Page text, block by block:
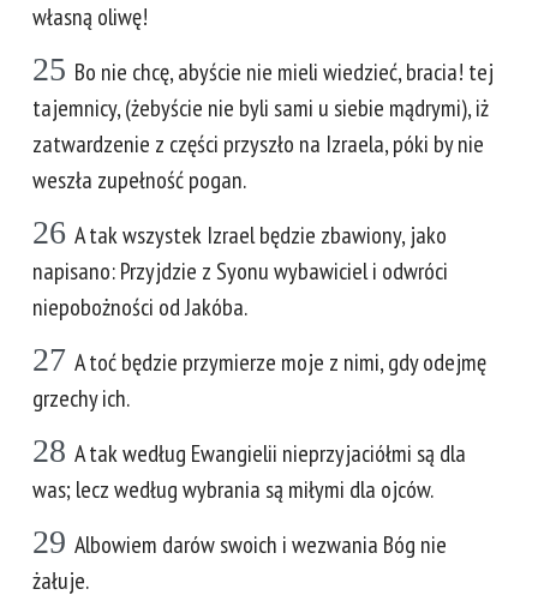
własną oliwę!
25 Bo nie chcę, abyście nie mieli wiedzieć, bracia! tej
tajemnicy, (żebyście nie byli sami u siebie mądrymi), iż
zatwardzenie z części przyszło na Izraela, póki by nie
weszła zupełność pogan.
26 A tak wszystek Izrael będzie zbawiony, jako
napisano: Przyjdzie z Syonu wybawiciel i odwróci
niepobożności od Jakóba.
27 A toć będzie przymierze moje z nimi, gdy odejmę
grzechy ich.
28 A tak według Ewangielii nieprzyjaciółmi są dla
was; lecz według wybrania są miłymi dla ojców.
29 Albowiem darów swoich i wezwania Bóg nie
żałuje.